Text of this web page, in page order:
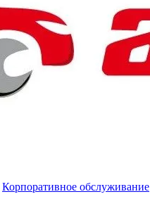
Корпоративное обслуживание